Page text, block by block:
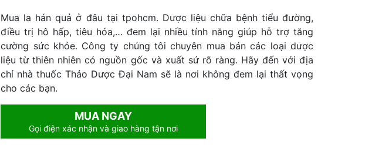
Mua la hán quả ở đâu tại tpohcm. Dược liệu chữa bệnh tiểu đường,
điều trị hô hấp, tiêu hóa,… đem lại nhiều tính năng giúp hỗ trợ tăng
cường sức khỏe. Công ty chúng tôi chuyên mua bán các loại dược
liệu từ thiên nhiên có nguồn gốc và xuất sứ rõ ràng. Hãy đến với địa
chỉ nhà thuốc Thảo Dược Đại Nam sẽ là nơi không đem lại thất vọng
cho các bạn.
MUA NGAY
Gọi điện xác nhận và giao hàng tận nơi